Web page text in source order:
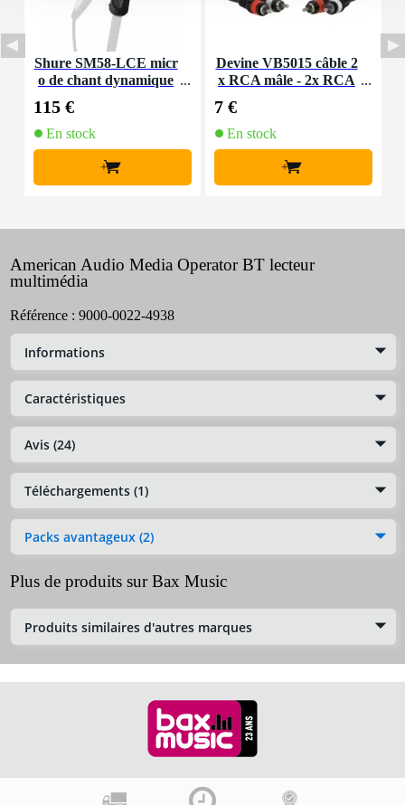
Shure SM58-LCE micr
o de chant dynamique
115 €
En stock
+
Devine VB5015 câble 2
x RCA mâle - 2x RCA
7 €
En stock
+
American Audio Media Operator BT lecteur
multimédia
Référence : 9000-0022-4938
Informations
Caractéristiques
Avis (24)
Téléchargements (1)
Packs avantageux (2)
Plus de produits sur Bax Music
Produits similaires d'autres marques